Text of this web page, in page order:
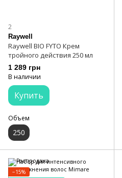
2
Raywell
Raywell BIO FYTO Крем
тройного действия 250 мл
1 289 грн
В наличии
Купить
Объем
250
−15%